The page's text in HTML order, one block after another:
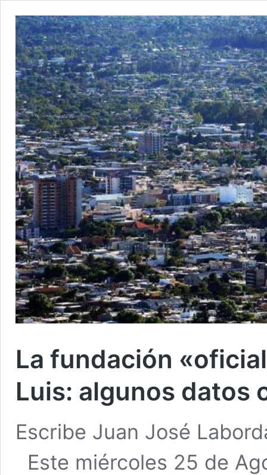
La fundación
Luis: algunos datos
Escribe Juan José
Este miércoles 25 de